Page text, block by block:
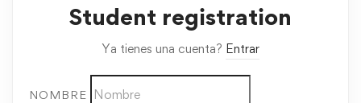
Student registration
Ya tienes una cuenta? Entrar
NOMBRE